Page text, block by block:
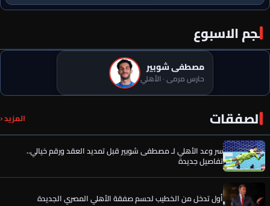
نجم الاسبوع
مصطفى شوبير
حارس مرمى · الأهلي
الصفقات المزيد ‹ رسميًا.. إمام عاشور يوافق على تمديد عقده مع الأهلي حتى 2030
سر وعد الأهلي لـ مصطفى شوبير قبل تمديد العقد ورقم خيالي..
تفاصيل جديدة
أول تدخل من الخطيب لحسم صفقة الأهلي المصري الجديدة